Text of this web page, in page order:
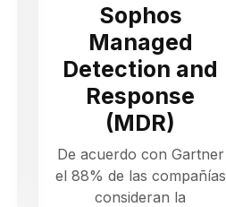
Sophos
Managed
Detection and
Response
(MDR)
De acuerdo con Gartner
el 88% de las compañías
consideran la